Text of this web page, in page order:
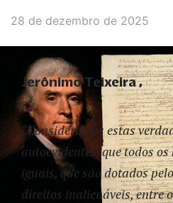
28 de dezembro de 2025
“Consideramos estas
autoevidentes, que todos
iguais, que são dotados
direitos inalienáveis, entre
Jerônimo Teixeira